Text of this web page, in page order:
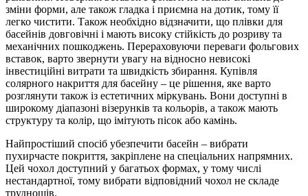
зміни форми, але також гладка і приємна на дотик, тому її
легко чистити. Також необхідно відзначити, що плівки для
басейнів довговічні і мають високу стійкість до розриву та
механічних пошкоджень. Перераховуючи переваги фольгових
вставок, варто звернути увагу на відносно невисокі
інвестиційні витрати та швидкість збирання. Купівля
солярного накриття для басейну – це рішення, яке варто
розглянути також із естетичних міркувань. Вони доступні в
широкому діапазоні візерунків та кольорів, а також мають
структуру та колір, що імітують пісок або камінь.
Найпростіший спосіб убезпечити басейн – вибрати
пухирчасте покриття, закріплене на спеціальних напрямних.
Цей чохол доступний у багатьох формах, у тому числі
нестандартної, тому вибрати відповідний чохол не складе
труднощів.